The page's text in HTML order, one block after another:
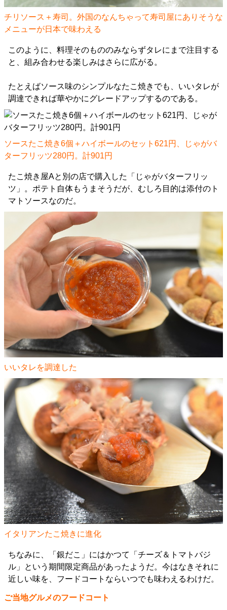
チリソース＋寿司。外国のなんちゃって寿司屋にありそうな
メニューが日本で味わえる
このように、料理そのもののみならずタレにまで注目する
と、組み合わせる楽しみはさらに広がる。
たとえばソース味のシンプルなたこ焼きでも、いいタレが
調達できれば華やかにグレードアップするのである。
ソースたこ焼き6個＋ハイボールのセット621円、じゃがバ
ターフリッツ280円。計901円
たこ焼き屋Aと別の店で購入した「じゃがバターフリッ
ツ」。ポテト自体もうまそうだが、むしろ目的は添付のト
マトソースなのだ。
いいタレを調達した
イタリアンたこ焼きに進化
ちなみに、「銀だこ」にはかつて「チーズ＆トマトバジ
ル」という期間限定商品があったようだ。今はなきそれに
近しい味を、フードコートならいつでも味わえるわけだ。
ご当地グルメのフードコート